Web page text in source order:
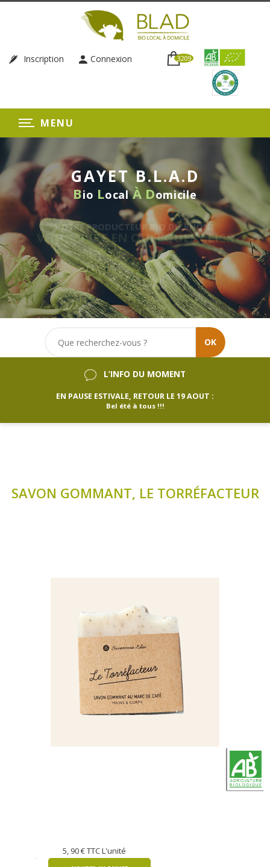
Inscription Connexion 3209
MENU
GAYET B.L.A.D
Bio LocalÀ Domicile
PRODUCTEUR BIO DU RHÔNE
EN QUELQUES CLICS
OK
L’INFO DU MOMENT
EN PAUSE ESTIVALE, RETOUR LE 19 AOUT :
Bel été à tous !!!
SAVON GOMMANT, LE TORRÉFACTEUR
5, 90 €TTC L'unité